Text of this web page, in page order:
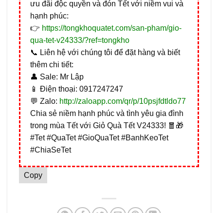
ưu đãi độc quyền và đón Tết với niềm vui và
hạnh phúc:
👉 https://tongkhoquatet.com/san-pham/gio-
qua-tet-v24333/?ref=tongkho
📞 Liên hệ với chúng tôi để đặt hàng và biết
thêm chi tiết:
👤 Sale: Mr Lập
📱 Điện thoại: 0917247247
💬 Zalo: http://zaloapp.com/qr/p/10psjfdtldo77
Chia sẻ niềm hạnh phúc và tình yêu gia đình
trong mùa Tết với Giỏ Quà Tết V24333! 🧧🎁
#Tet #QuaTet #GioQuaTet #BanhKeoTet
#ChiaSeTet
Copy